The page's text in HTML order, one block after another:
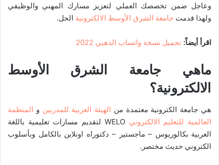
وعاجل ضمن تخصصك العملي لتعزيز مسارك المهني والوظيفي
ولهذا قدمت جامعة الشرق الأوسط الالكترونية الحل.
اقرأ أيضاً: تحميل نسخة واتساب الذهبي 2022
ماهي جامعة الشرق الأوسط
الالكترونية؟
هي جامعة الكترونية معتمدة من الهيئة العربية للمدربين و المنظمة
العالمية للتعليم الالكتروني
WELO لتقديم مسارات تعليمية باللغة
العربية بكالوريوس – ماجستير – دكتوراه اونلاين بالكامل وبأسلوب
الكتروني حديث مختصر.